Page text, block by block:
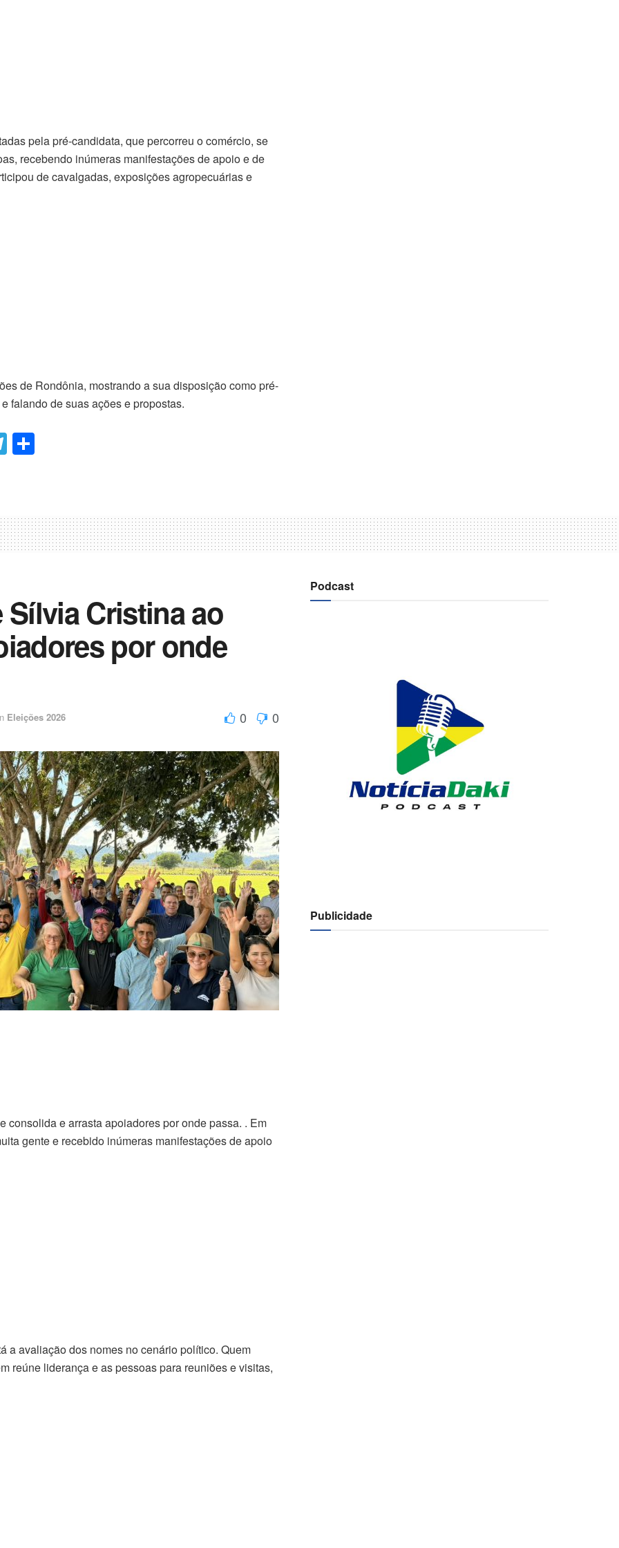
pela pré-candidata, que percorreu o comércio, se
recebendo inúmeras manifestações de apoio e de
de cavalgadas, exposições agropecuárias e
de Rondônia, mostrando a sua disposição como pré-
falando de suas ações e propostas.
T
el
gr
a
m
p
ar
til
ar
Cristina ao
por onde
Eleições 2026 0 0
e arrasta apoiadores por onde passa. . Em
gente e recebido inúmeras manifestações de apoio
a avaliação dos nomes no cenário político. Quem
reúne liderança e as pessoas para reuniões e visitas,
Podcast
Publicidade